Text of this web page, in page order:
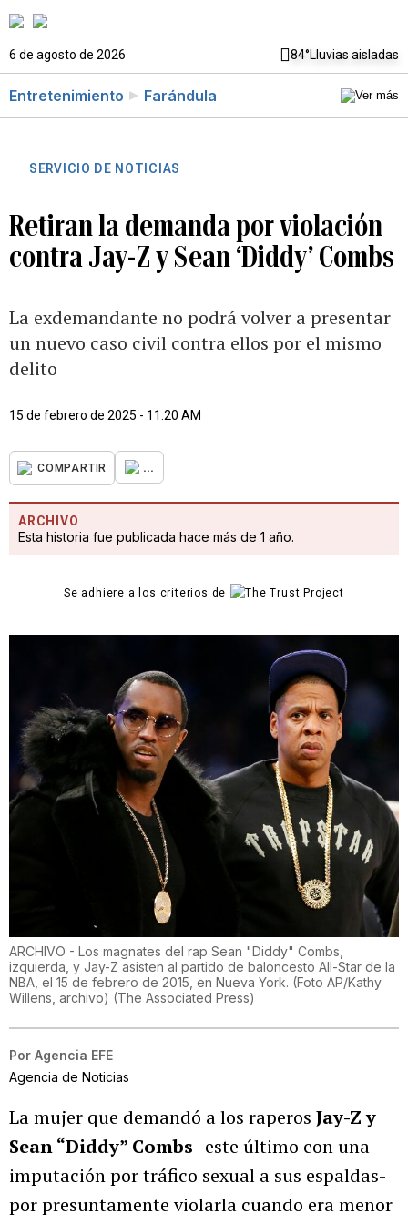
6 de agosto de 2026 84°Lluvias aisladas
Entretenimiento Farándula
SERVICIO DE NOTICIAS
Retiran la demanda por violación
contra Jay-Z y Sean ‘Diddy’ Combs
La exdemandante no podrá volver a presentar
un nuevo caso civil contra ellos por el mismo
delito
15 de febrero de 2025 - 11:20 AM
COMPARTIR ...
ARCHIVO
Esta historia fue publicada hace más de 1 año.
Se adhiere a los criterios de
ARCHIVO - Los magnates del rap Sean "Diddy" Combs,
izquierda, y Jay-Z asisten al partido de baloncesto All-Star de la
NBA, el 15 de febrero de 2015, en Nueva York. (Foto AP/Kathy
Willens, archivo) (The Associated Press)
Por Agencia EFE
Agencia de Noticias
La mujer que demandó a los raperos Jay-Z y
Sean “Diddy” Combs -este último con una
imputación por tráfico sexual a sus espaldas-
por presuntamente violarla cuando era menor